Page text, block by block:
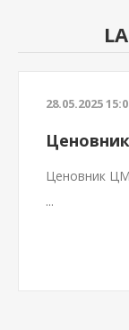
28.05.2025
Ценовник
Ценовник
...